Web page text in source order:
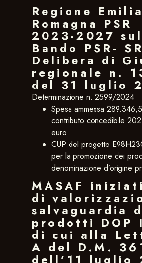
Regione Emilia
Romagna PSR
2023-2027 sul
Bando PSR-
Delibera di
regionale n.
del 31 luglio
Determinazione n. 2599/2024
Spesa ammessa
contributo concedibile
euro
CUP del progetto
per la promozione dei
denominazione d’origine
MASAF
di
salvaguardia
prodotti DOP
di cui alla
A del D.M.